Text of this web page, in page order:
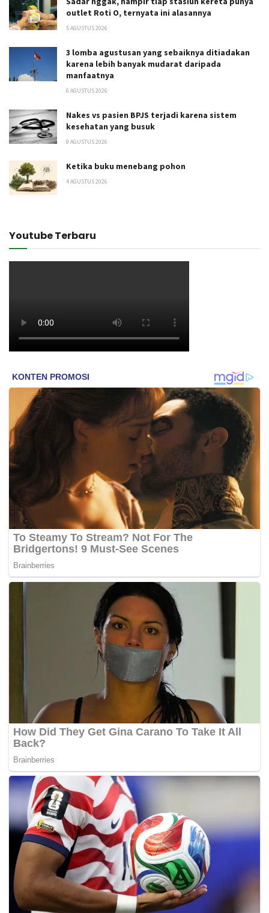
outlet Roti O, ternyata ini alasannya
5 AGUSTUS 2026
3 lomba agustusan yang sebaiknya ditiadakan
karena lebih banyak mudarat daripada
manfaatnya
6 AGUSTUS 2026
Nakes vs pasien BPJS terjadi karena sistem
kesehatan yang busuk
9 AGUSTUS 2026
Ketika buku menebang pohon
4 AGUSTUS 2026
Youtube Terbaru